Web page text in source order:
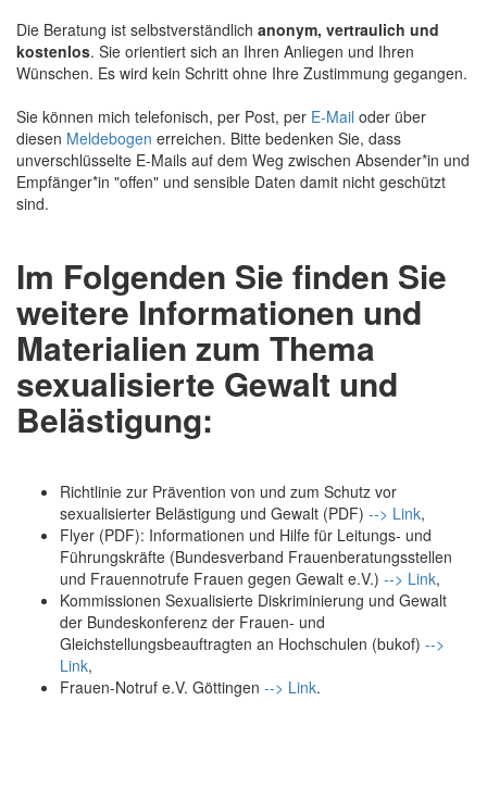
Die Beratung ist selbstverständlich anonym, vertraulich und
kostenlos. Sie orientiert sich an Ihren Anliegen und Ihren
Wünschen. Es wird kein Schritt ohne Ihre Zustimmung gegangen.
Sie können mich telefonisch, per Post, per E-Mail oder über
diesen Meldebogen erreichen. Bitte bedenken Sie, dass
unverschlüsselte E-Mails auf dem Weg zwischen Absender*in und
Empfänger*in "offen" und sensible Daten damit nicht geschützt
sind.
Im Folgenden Sie finden Sie
weitere Informationen und
Materialien zum Thema
sexualisierte Gewalt und
Belästigung:
Richtlinie zur Prävention von und zum Schutz vor
sexualisierter Belästigung und Gewalt (PDF) --> Link,
Flyer (PDF): Informationen und Hilfe für Leitungs- und
Führungskräfte (Bundesverband Frauenberatungsstellen
und Frauennotrufe Frauen gegen Gewalt e.V.) --> Link,
Kommissionen Sexualisierte Diskriminierung und Gewalt
der Bundeskonferenz der Frauen- und
Gleichstellungsbeauftragten an Hochschulen (bukof) -->
Link,
Frauen-Notruf e.V. Göttingen --> Link.